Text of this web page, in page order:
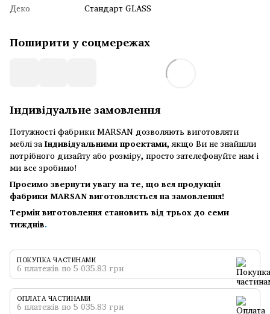
Деко
Стандарт GLASS
Поширити у соцмережах
Індивідуальне замовлення
Потужності фабрики MARSAN дозволяють виготовляти
меблі заІндивідуальними проектами, якщо Ви не знайшли
потрібного дизайту або розміру, просто зателефонуйте нам і
ми все зробимо!
Просимо звернути увагу на те, що вся продукція
фабрики MARSAN виготовляється на замовлення!
Термін виготовлення становить від трьох до семи
тижднів.
ПОКУПКА ЧАСТИНАМИ
6 платежів по 5 035.83 грн
ОПЛАТА ЧАСТИНАМИ
6 платежів по 5 035.83 грн